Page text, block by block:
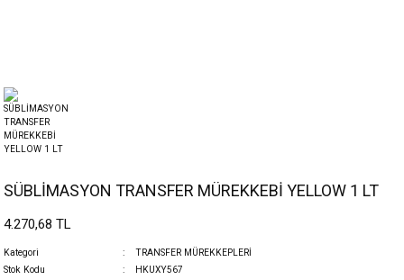
SÜBLİMASYON TRANSFER MÜREKKEBİ YELLOW 1 LT
4.270,68 TL
Kategori
TRANSFER MÜREKKEPLERİ
Stok Kodu
HKUXY567